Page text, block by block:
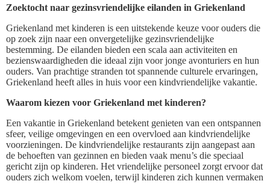
Zoektocht naar gezinsvriendelijke eilanden in Griekenland
Griekenland met kinderen is een uitstekende keuze voor ouders die
op zoek zijn naar een onvergetelijke gezinsvriendelijke
bestemming. De eilanden bieden een scala aan activiteiten en
bezienswaardigheden die ideaal zijn voor jonge avonturiers en hun
ouders. Van prachtige stranden tot spannende culturele ervaringen,
Griekenland heeft alles in huis voor een kindvriendelijke vakantie.
Waarom kiezen voor Griekenland met kinderen?
Een vakantie in Griekenland betekent genieten van een ontspannen
sfeer, veilige omgevingen en een overvloed aan kindvriendelijke
voorzieningen. De kindvriendelijke restaurants zijn aangepast aan
de behoeften van gezinnen en bieden vaak menu’s die speciaal
gericht zijn op kinderen. Het vriendelijke personeel zorgt ervoor dat
ouders zich welkom voelen, terwijl kinderen zich kunnen vermaken